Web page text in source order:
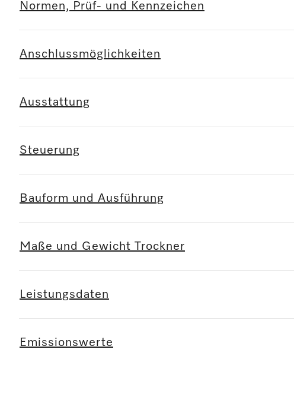
Normen, Prüf- und Kennzeichen
Anschlussmöglichkeiten
Ausstattung
Steuerung
Bauform und Ausführung
Maße und Gewicht Trockner
Leistungsdaten
Emissionswerte